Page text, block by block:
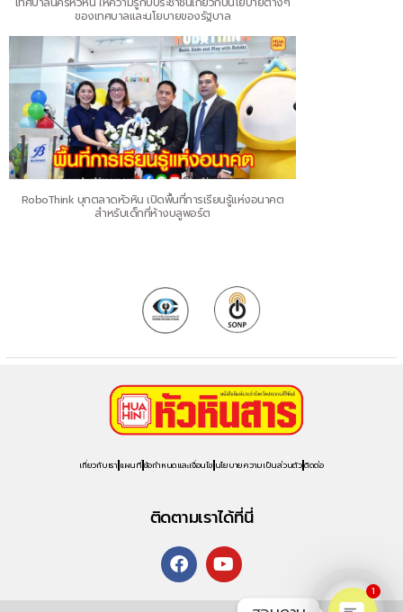
ของเทศบาลและนโยบายของรัฐบาล
RoboThink บุกตลาดหัวหิน เปิดพื้นที่การเรียนรู้แห่งอนาคต
สำหรับเด็กที่ห้างบลูพอร์ต
เกี่ยวกับเรา แผนที่ ข้อกำหนดและเงื่อนไข นโยบายความเป็นส่วนตัวติดต่อ
ติดตามเราได้ที่นี่
1